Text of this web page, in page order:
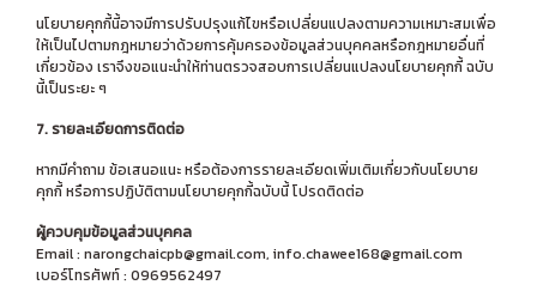
นโยบายคุกกี้นี้อาจมีการปรับปรุงแก้ไขหรือเปลี่ยนแปลงตามความเหมาะสมเพื่อ
ให้เป็นไปตามกฎหมายว่าด้วยการคุ้มครองข้อมูลส่วนบุคคลหรือกฎหมายอื่นที่
เกี่ยวข้อง เราจึงขอแนะนำให้ท่านตรวจสอบการเปลี่ยนแปลงนโยบายคุกกี้ ฉบับ
นี้เป็นระยะ ๆ
7. รายละเอียดการติดต่อ
หากมีคำถาม ข้อเสนอแนะ หรือต้องการรายละเอียดเพิ่มเติมเกี่ยวกับนโยบาย
คุกกี้ หรือการปฏิบัติตามนโยบายคุกกี้ฉบับนี้ โปรดติดต่อ
ผู้ควบคุมข้อมูลส่วนบุคคล
Email : narongchaicpb@gmail.com, info.chawee168@gmail.com
เบอร์โทรศัพท์ : 0969562497